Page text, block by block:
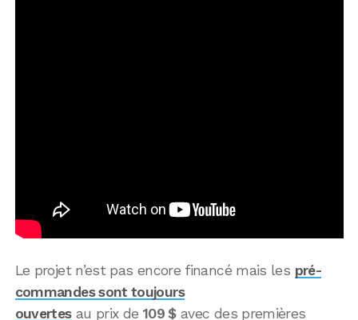
Le projet n’est pas encore financé mais les pré-
commandes sont toujours
ouvertesau prix de 109 $avec des premières